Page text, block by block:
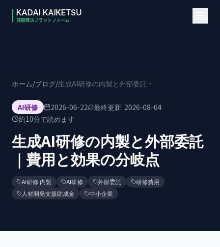
ホーム/ブログ/ 生成AI研修の内製と外部委託｜費用と効果の分岐点
AI研修 2026-06-22 最終更新: 2026-08-04
約10分で読めます
生成AI研修の内製と外部委託
｜費用と効果の分岐点
AI研修 内製 AI研修 外部委託
研修費用
人材開発支援助成金
中小企業